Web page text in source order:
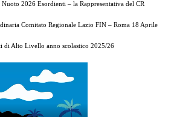
2026 Esordienti – la Rappresentativa del CR
Comitato Regionale Lazio FIN – Roma 18 Aprile
di Alto Livello anno scolastico 2025/26